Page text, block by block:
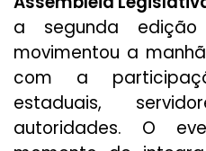
a segunda
movimentou a
com a
estaduais,
autoridades. O